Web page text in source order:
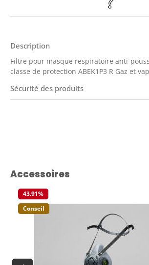
Description
Filtre pour masque respiratoire anti-
classe de protection ABEK1P3 R Gaz et
Sécurité des produits
Ignorer la galerie de produits
Accessoires
43.91%
Conseil